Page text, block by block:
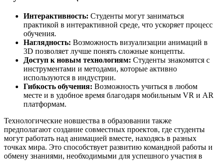
Интерактивность: Студенты могут заниматься
практикой в интерактивной среде, что ускоряет процесс
обучения.
Наглядность: Возможность визуализации анимаций в
3D позволяет лучше понять сложные концепты.
Доступ к новым технологиям: Студенты знакомятся с
инструментами и методами, которые активно
используются в индустрии.
Гибкость обучения: Возможность учиться в любом
месте и в удобное время благодаря мобильным VR и AR
платформам.
Технологические новшества в образовании также
предполагают создание совместных проектов, где студенты
могут работать над анимацией вместе, находясь в разных
точках мира. Это способствует развитию командной работы и
обмену знаниями, необходимыми для успешного участия в